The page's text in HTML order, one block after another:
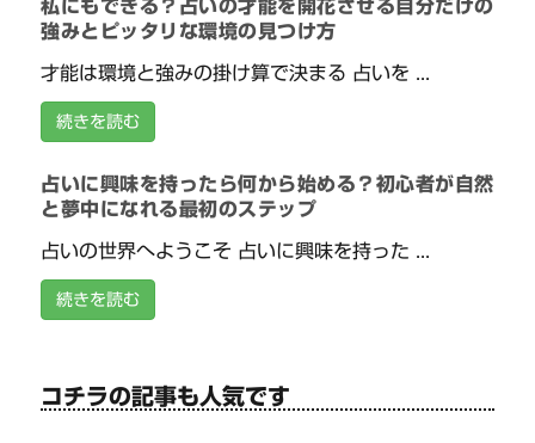
私にもできる？占いの才能を開花させる自分だけの
強みとピッタリな環境の見つけ方
才能は環境と強みの掛け算で決まる 占いを ...
続きを読む
占いに興味を持ったら何から始める？初心者が自然
と夢中になれる最初のステップ
占いの世界へようこそ 占いに興味を持った ...
続きを読む
コチラの記事も人気です